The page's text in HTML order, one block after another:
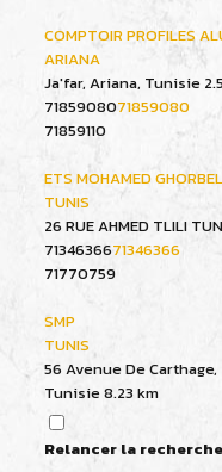
COMPTOIR PROFILES
ARIANA
Ja'far, Ariana, Tunisie
7185908071859080
71859110
ETS MOHAMED GHORBEL
TUNIS
26 RUE AHMED TLILI
7134636671346366
71770759
SMP
TUNIS
56 Avenue De
Tunisie8.23 km
71247650
71247650
Relancer la